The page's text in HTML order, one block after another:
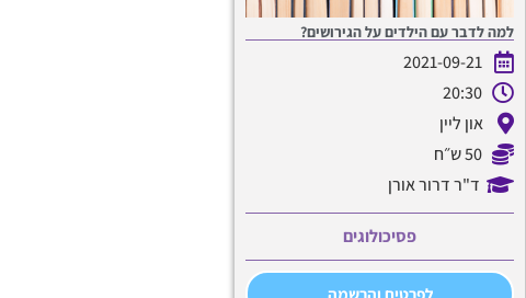
למה לדבר עם הילדים על הגירושים?
2021-09-21
20:30
און ליין
50 ש״ח
ד"ר דרור אורן
פסיכולוגים
לפרטים והרשמה